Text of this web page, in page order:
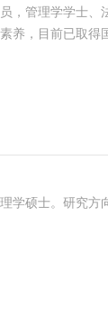
管理学学士、
养，目前已取得
硕士。研究方